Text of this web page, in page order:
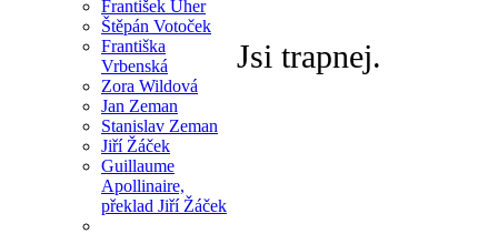
František Uher
Štěpán Votoček
Františka
Vrbenská
Zora Wildová
Jan Zeman
Stanislav Zeman
Jiří Žáček
Guillaume
Apollinaire,
překlad Jiří Žáček
Jsi trapnej.